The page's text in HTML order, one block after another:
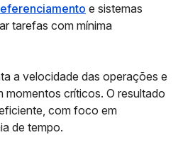
e sistemas
tarefas com mínima
a velocidade das operações e
momentos críticos. O resultado
com foco em
de tempo.